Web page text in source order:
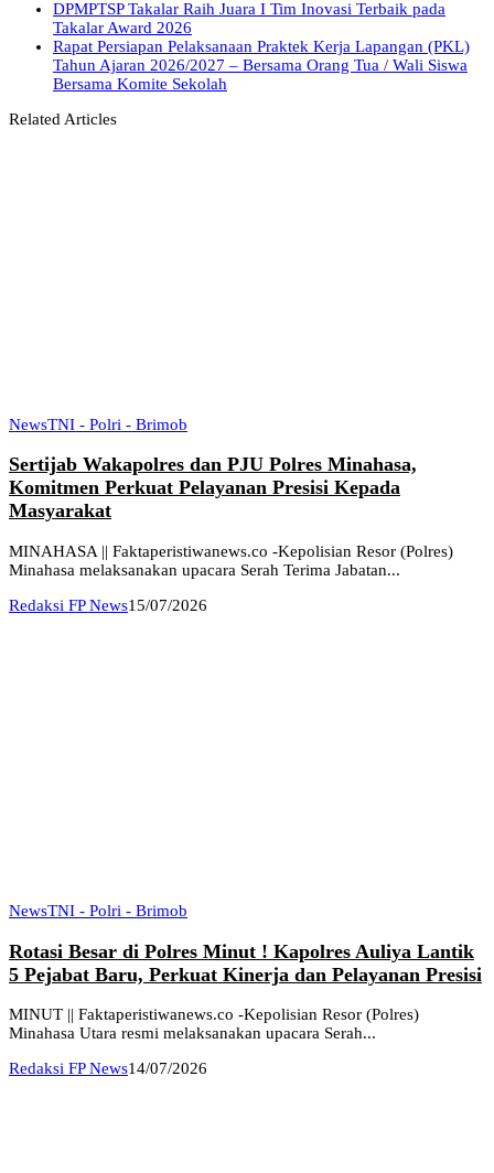
DPMPTSP Takalar Raih Juara I Tim Inovasi Terbaik pada
Takalar Award 2026
Rapat Persiapan Pelaksanaan Praktek Kerja Lapangan (PKL)
Tahun Ajaran 2026/2027 – Bersama Orang Tua / Wali Siswa
Bersama Komite Sekolah
Related Articles
NewsTNI - Polri - Brimob
Sertijab Wakapolres dan PJU Polres Minahasa,
Komitmen Perkuat Pelayanan Presisi Kepada
Masyarakat
MINAHASA || Faktaperistiwanews.co -Kepolisian Resor (Polres)
Minahasa melaksanakan upacara Serah Terima Jabatan...
Redaksi FP News15/07/2026
NewsTNI - Polri - Brimob
Rotasi Besar di Polres Minut ! Kapolres Auliya Lantik
5 Pejabat Baru, Perkuat Kinerja dan Pelayanan Presisi
MINUT || Faktaperistiwanews.co -Kepolisian Resor (Polres)
Minahasa Utara resmi melaksanakan upacara Serah...
Redaksi FP News14/07/2026